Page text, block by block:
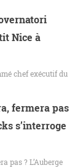
Nice à
chef exécutif du
fermera pas
s’interroge
pas ? L’Auberge